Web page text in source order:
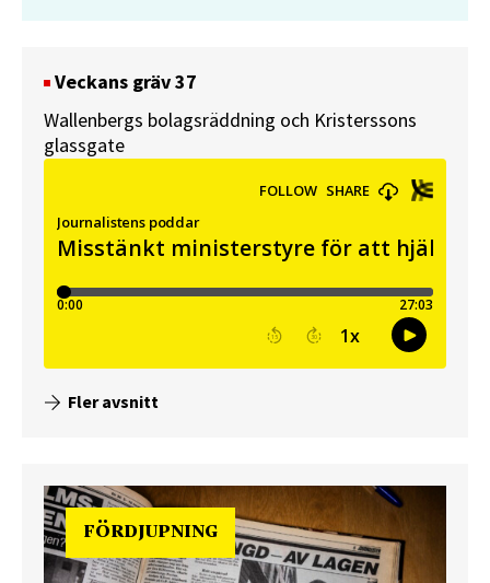
Veckans gräv 37
Wallenbergs bolagsräddning och Kristerssons
glassgate
Fler avsnitt
FÖRDJUPNING